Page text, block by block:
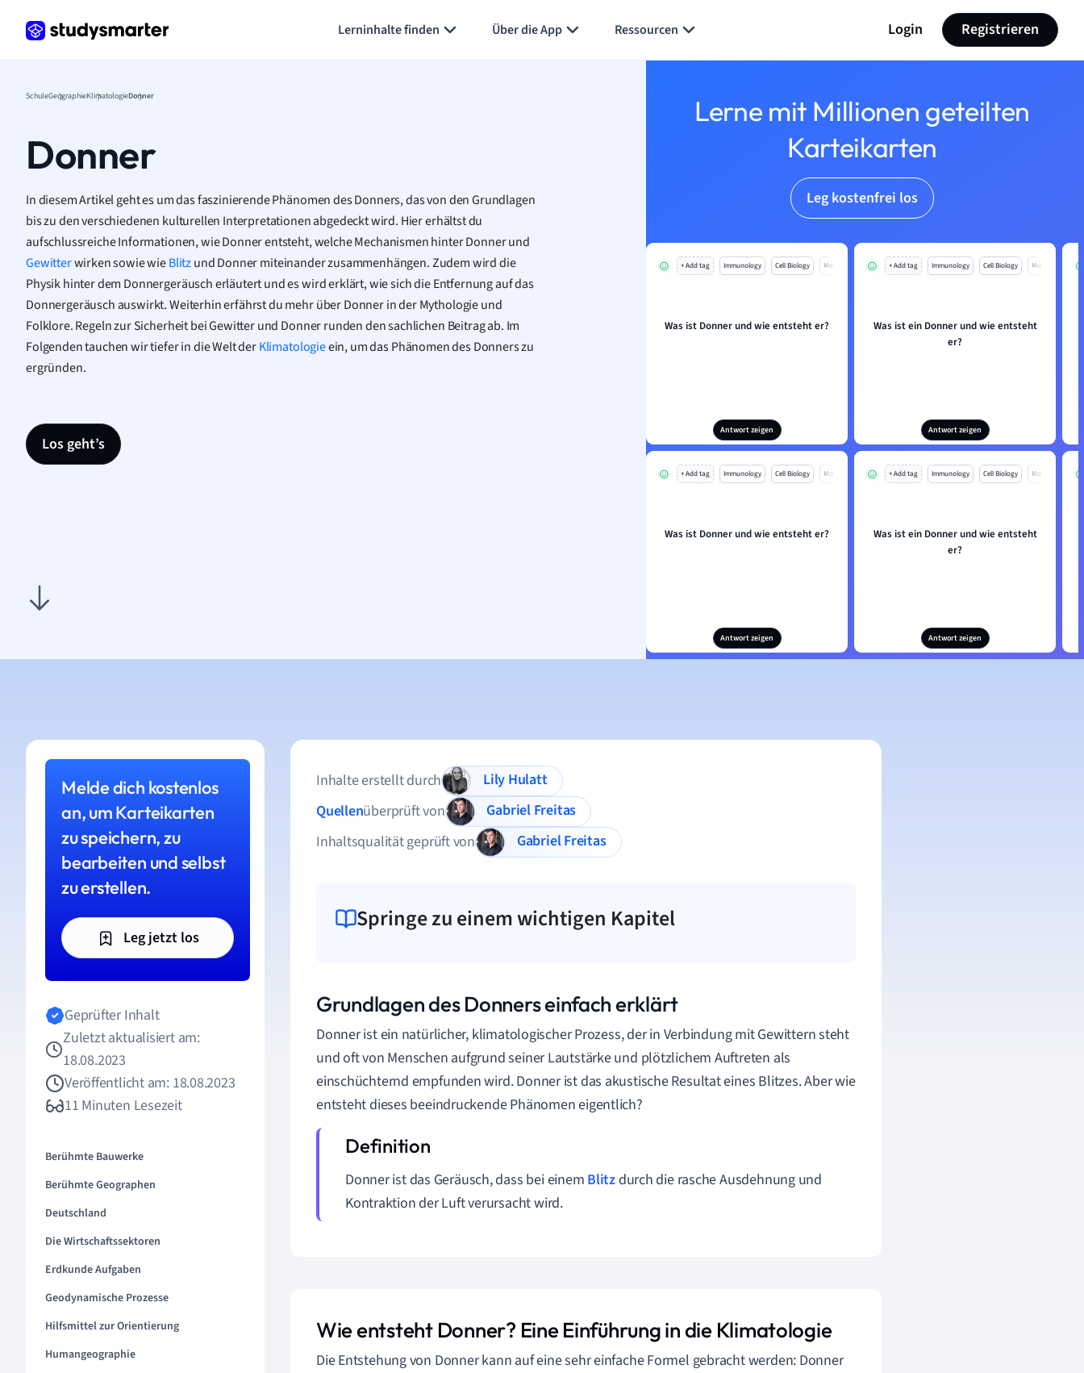
Lerninhalte finden Über die App Ressourcen Login Registrieren
SchuleGeographieKlimatologieDonner
Donner
In diesem Artikel geht es um das faszinierende Phänomen des Donners, das von den Grundlagen
bis zu den verschiedenen kulturellen Interpretationen abgedeckt wird. Hier erhältst du
aufschlussreiche Informationen, wie Donner entsteht, welche Mechanismen hinter Donner und
Gewitterwirken sowie wieBlitzund Donner miteinander zusammenhängen. Zudem wird die
Physik hinter dem Donnergeräusch erläutert und es wird erklärt, wie sich die Entfernung auf das
Donnergeräusch auswirkt. Weiterhin erfährst du mehr über Donner in der Mythologie und
Folklore. Regeln zur Sicherheit bei Gewitter und Donner runden den sachlichen Beitrag ab. Im
Folgenden tauchen wir tiefer in die Welt derKlimatologieein, um das Phänomen des Donners zu
ergründen.
Los geht’s
Lerne mit Millionen geteilten
Karteikarten
Leg kostenfrei los
+ Add tag Immunology Cell Biology Mo
Was ist Donner und wie entsteht er?
Antwort zeigen
+ Add tag Immunology Cell Biology Mo
Was ist ein Donner und wie entsteht
er?
Antwort zeigen
+ Add tag Immunology Cell Biology Mo
Was ist Donner und wie entsteht er?
Antwort zeigen
+ Add tag Immunology Cell Biology Mo
Was ist ein Donner und wie entsteht
er?
Antwort zeigen
Melde dich kostenlos
an, um Karteikarten
zu speichern, zu
bearbeiten und selbst
zu erstellen.
Leg jetzt los
Geprüfter Inhalt
Zuletzt aktualisiert am:
18.08.2023
Veröffentlicht am: 18.08.2023
11 Minuten Lesezeit
Berühmte Bauwerke
Berühmte Geographen
Deutschland
Die Wirtschaftssektoren
Erdkunde Aufgaben
Geodynamische Prozesse
Hilfsmittel zur Orientierung
Humangeographie
Inhalte erstellt durch
Lily Hulatt
Quellenüberprüft von
Gabriel Freitas
Inhaltsqualität geprüft von
Gabriel Freitas
Springe zu einem wichtigen Kapitel
Grundlagen des Donners einfach erklärt
Donner ist ein natürlicher, klimatologischer Prozess, der in Verbindung mit Gewittern steht
und oft von Menschen aufgrund seiner Lautstärke und plötzlichem Auftreten als
einschüchternd empfunden wird. Donner ist das akustische Resultat eines Blitzes. Aber wie
entsteht dieses beeindruckende Phänomen eigentlich?
Donner ist das Geräusch, dass bei einem Blitzdurch die rasche Ausdehnung und
Kontraktion der Luft verursacht wird.
Wie entsteht Donner? Eine Einführung in die Klimatologie
Die Entstehung von Donner kann auf eine sehr einfache Formel gebracht werden: Donner